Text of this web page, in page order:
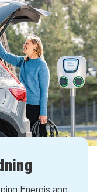
Energis app